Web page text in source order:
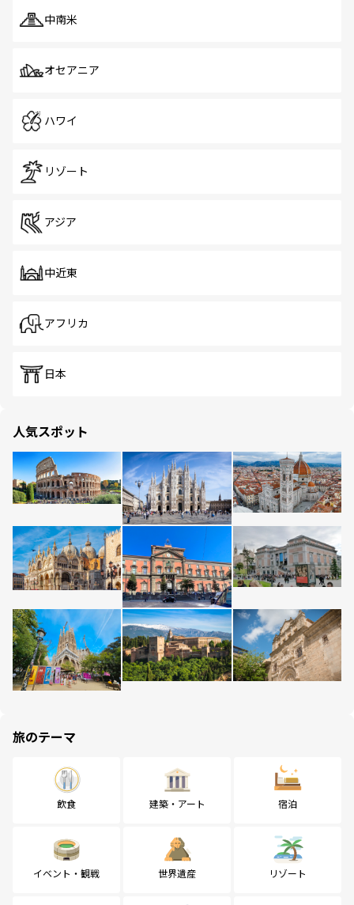
中南米
オセアニア
ハワイ
リゾート
アジア
中近東
アフリカ
日本
人気スポット
旅のテーマ
飲食 建築・アート 宿泊
イベント・観戦 世界遺産 リゾート